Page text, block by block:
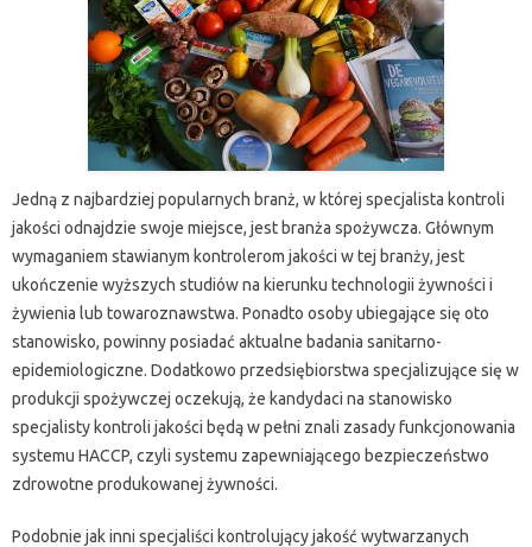
Jedną z najbardziej popularnych branż, w której specjalista kontroli
jakości odnajdzie swoje miejsce, jest branża spożywcza. Głównym
wymaganiem stawianym kontrolerom jakości w tej branży, jest
ukończenie wyższych studiów na kierunku technologii żywności i
żywienia lub towaroznawstwa. Ponadto osoby ubiegające się oto
stanowisko, powinny posiadać aktualne badania sanitarno-
epidemiologiczne. Dodatkowo przedsiębiorstwa specjalizujące się w
produkcji spożywczej oczekują, że kandydaci na stanowisko
specjalisty kontroli jakości będą w pełni znali zasady funkcjonowania
systemu HACCP, czyli systemu zapewniającego bezpieczeństwo
zdrowotne produkowanej żywności.
Podobnie jak inni specjaliści kontrolujący jakość wytwarzanych